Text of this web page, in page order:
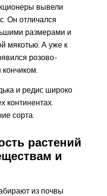
вывели
Он отличался
размерами и
мякотью. А уже к
розово-
и редис широко
континентах.
сорта.
растений
и
из почвы